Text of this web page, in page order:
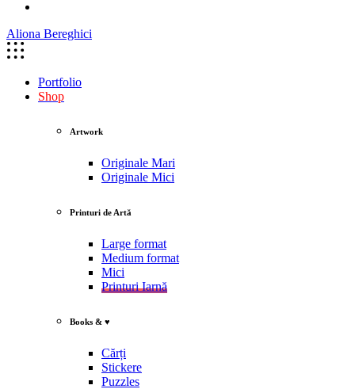
Aliona Bereghici
Portfolio
Shop
Artwork
Originale Mari
Originale Mici
Printuri de Artă
Large format
Medium format
Mici
Printuri Iarnă
Books & ♥
Cărți
Stickere
Puzzles